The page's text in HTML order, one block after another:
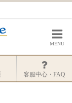
MENU
客服中心・FAQ